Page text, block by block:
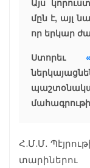
Այս
մըն է, այլ
որ երկար
Ստորեւ
Հ.Մ.Մ.